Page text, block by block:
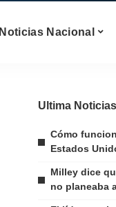
Noticias Nacional
Ultima Noticias
Cómo
Estados
Milley dice
no planeaba